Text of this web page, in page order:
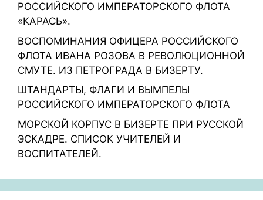
РОССИЙСКОГО ИМПЕРАТОРСКОГО ФЛОТА
«КАРАСЬ».
ВОСПОМИНАНИЯ ОФИЦЕРА РOССИЙСКОГО
ФЛОТА ИВАНА РОЗОВА В РЕВОЛЮЦИОННОЙ
СМУТЕ. ИЗ ПЕТРОГРАДА В БИЗЕРТУ.
ШТАНДАРТЫ, ФЛАГИ И ВЫМПЕЛЫ
РОССИЙСКОГО ИМПЕРАТОРСКОГО ФЛОТА
МОРСКОЙ КОРПУС В БИЗЕРТЕ ПРИ РУССКОЙ
ЭСКАДРЕ. СПИСОК УЧИТЕЛЕЙ И
ВОСПИТАТЕЛЕЙ.